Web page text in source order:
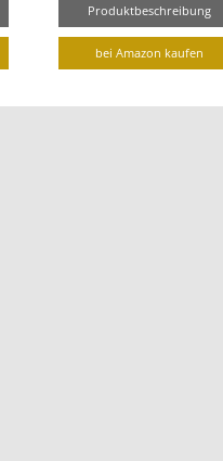
Produktbeschreibung
bei Amazon kaufen